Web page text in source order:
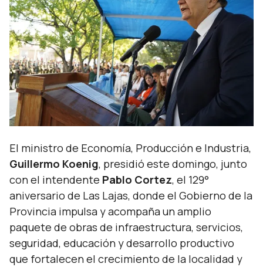
El ministro de Economía, Producción e Industria,
Guillermo Koenig, presidió este domingo, junto
con el intendente Pablo Cortez, el 129°
aniversario de Las Lajas, donde el Gobierno de la
Provincia impulsa y acompaña un amplio
paquete de obras de infraestructura, servicios,
seguridad, educación y desarrollo productivo
que fortalecen el crecimiento de la localidad y